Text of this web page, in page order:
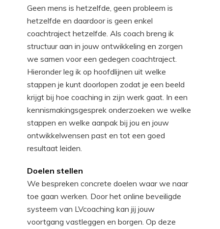
Geen mens is hetzelfde, geen probleem is
hetzelfde en daardoor is geen enkel
coachtraject hetzelfde. Als coach breng ik
structuur aan in jouw ontwikkeling en zorgen
we samen voor een gedegen coachtraject.
Hieronder leg ik op hoofdlijnen uit welke
stappen je kunt doorlopen zodat je een beeld
krijgt bij hoe coaching in zijn werk gaat. In een
kennismakingsgesprek onderzoeken we welke
stappen en welke aanpak bij jou en jouw
ontwikkelwensen past en tot een goed
resultaat leiden.
Doelen stellen
We bespreken concrete doelen waar we naar
toe gaan werken. Door het online beveiligde
systeem van LVcoaching kan jij jouw
voortgang vastleggen en borgen. Op deze